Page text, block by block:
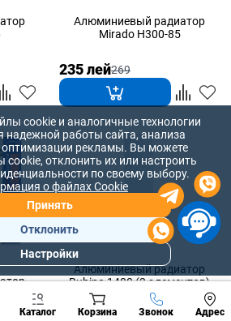
Алюминиевый радиатор
Mirado H300-85
235 лей269
Алюминиевый радиатор
Rubino 1400 (3 элементов)
5 027
Каталог Корзина Звонок Адрес
Позвонить
разделы
cookie и аналогичные технологии
надежной работы сайта, анализа
оптимизации рекламы. Вы можете
cookie, отклонить их или настроить
по своему выбору.
о файлах Cookie
Принять
Отклонить
Настройки